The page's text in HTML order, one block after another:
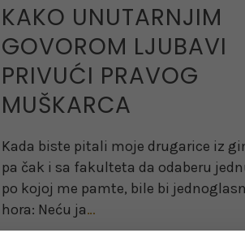
KAKO UNUTARNJIM
GOVOROM LJUBAVI
PRIVUĆI PRAVOG
MUŠKARCA
Kada biste pitali moje drugarice iz
pa čak i sa fakulteta da odaberu
po kojoj me pamte, bile bi
hora: Neću ja…